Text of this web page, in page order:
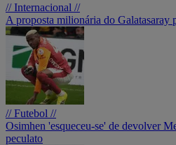
// Internacional //
A proposta milionária do Galatasaray
// Futebol //
Osimhen 'esqueceu-se' de devolver
peculato